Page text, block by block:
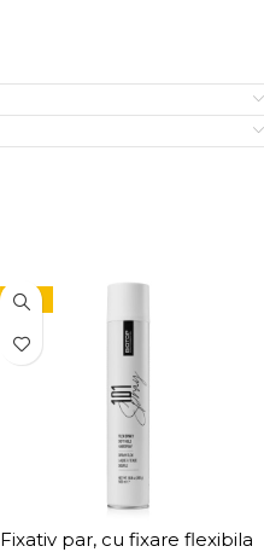
-15%
Fixativ par, cu fixare flexibila